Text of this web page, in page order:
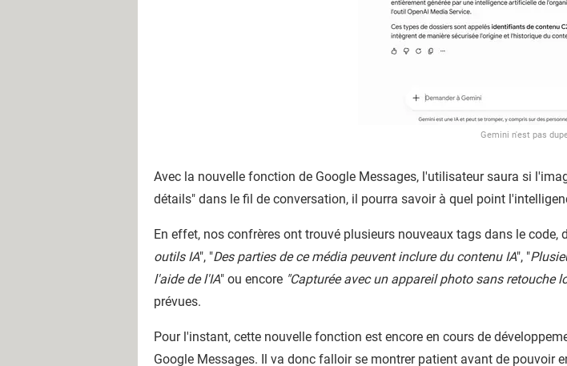
Gemini n'est pas
Avec la nouvelle fonction de Google Messages, l'utilisateur saura si
détails" dans le fil de conversation, il pourra savoir à quel point
En effet, nos confrères ont trouvé plusieurs nouveaux tags dans le code,
outils IA", "Des parties de ce média peuvent inclure du contenu IA", "
l'aide de l'IA" ou encore "Capturée avec un appareil photo sans retouche
prévues.
Pour l'instant, cette nouvelle fonction est encore en cours de
Google Messages. Il va donc falloir se montrer patient avant de pouvoir